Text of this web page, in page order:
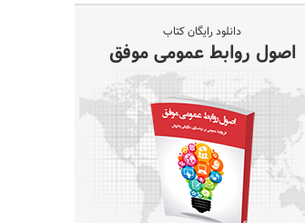
دانلود رایگان کتاب
اصول روابط عمومی موفق